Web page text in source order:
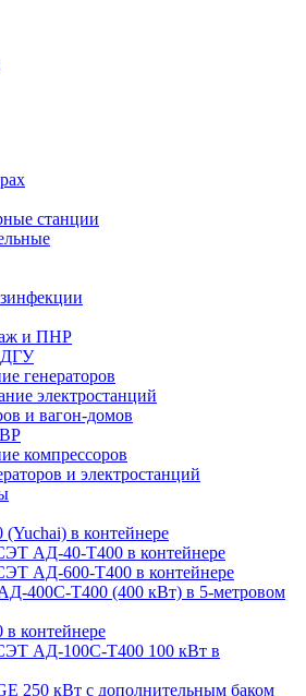
станции
и ПНР
ДГУ
генераторов
электростанций
и вагон-домов
компрессоров
и электростанций
в контейнере
АД-40-Т400 в контейнере
АД-600-Т400 в контейнере
400С-Т400 (400 кВт) в 5-метровом
контейнере
АД-100С-Т400 100 кВт в
250 кВт с дополнительным баком